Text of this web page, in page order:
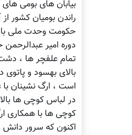
بیابان های بومی
راندن بومیان کشور
حکومت وحدت ملی با
دوره امیر
تمام علفچر ها ،
بالای بهسود و
است ، ارگ نشینان با
در لباس کوچی ها
کوچی ها با همکاری
اکنون که سرور دانش